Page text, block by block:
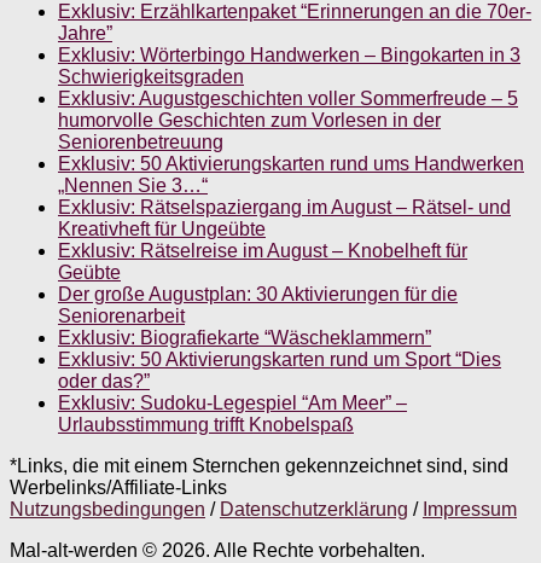
Exklusiv: Erzählkartenpaket “Erinnerungen an die 70er-
Jahre”
Exklusiv: Wörterbingo Handwerken – Bingokarten in 3
Schwierigkeitsgraden
Exklusiv: Augustgeschichten voller Sommerfreude – 5
humorvolle Geschichten zum Vorlesen in der
Seniorenbetreuung
Exklusiv: 50 Aktivierungskarten rund ums Handwerken
„Nennen Sie 3…“
Exklusiv: Rätselspaziergang im August – Rätsel- und
Kreativheft für Ungeübte
Exklusiv: Rätselreise im August – Knobelheft für
Geübte
Der große Augustplan: 30 Aktivierungen für die
Seniorenarbeit
Exklusiv: Biografiekarte “Wäscheklammern”
Exklusiv: 50 Aktivierungskarten rund um Sport “Dies
oder das?”
Exklusiv: Sudoku-Legespiel “Am Meer” –
Urlaubsstimmung trifft Knobelspaß
*Links, die mit einem Sternchen gekennzeichnet sind, sind
Werbelinks/Affiliate-Links
Nutzungsbedingungen / Datenschutzerklärung / Impressum
Mal-alt-werden © 2026. Alle Rechte vorbehalten.